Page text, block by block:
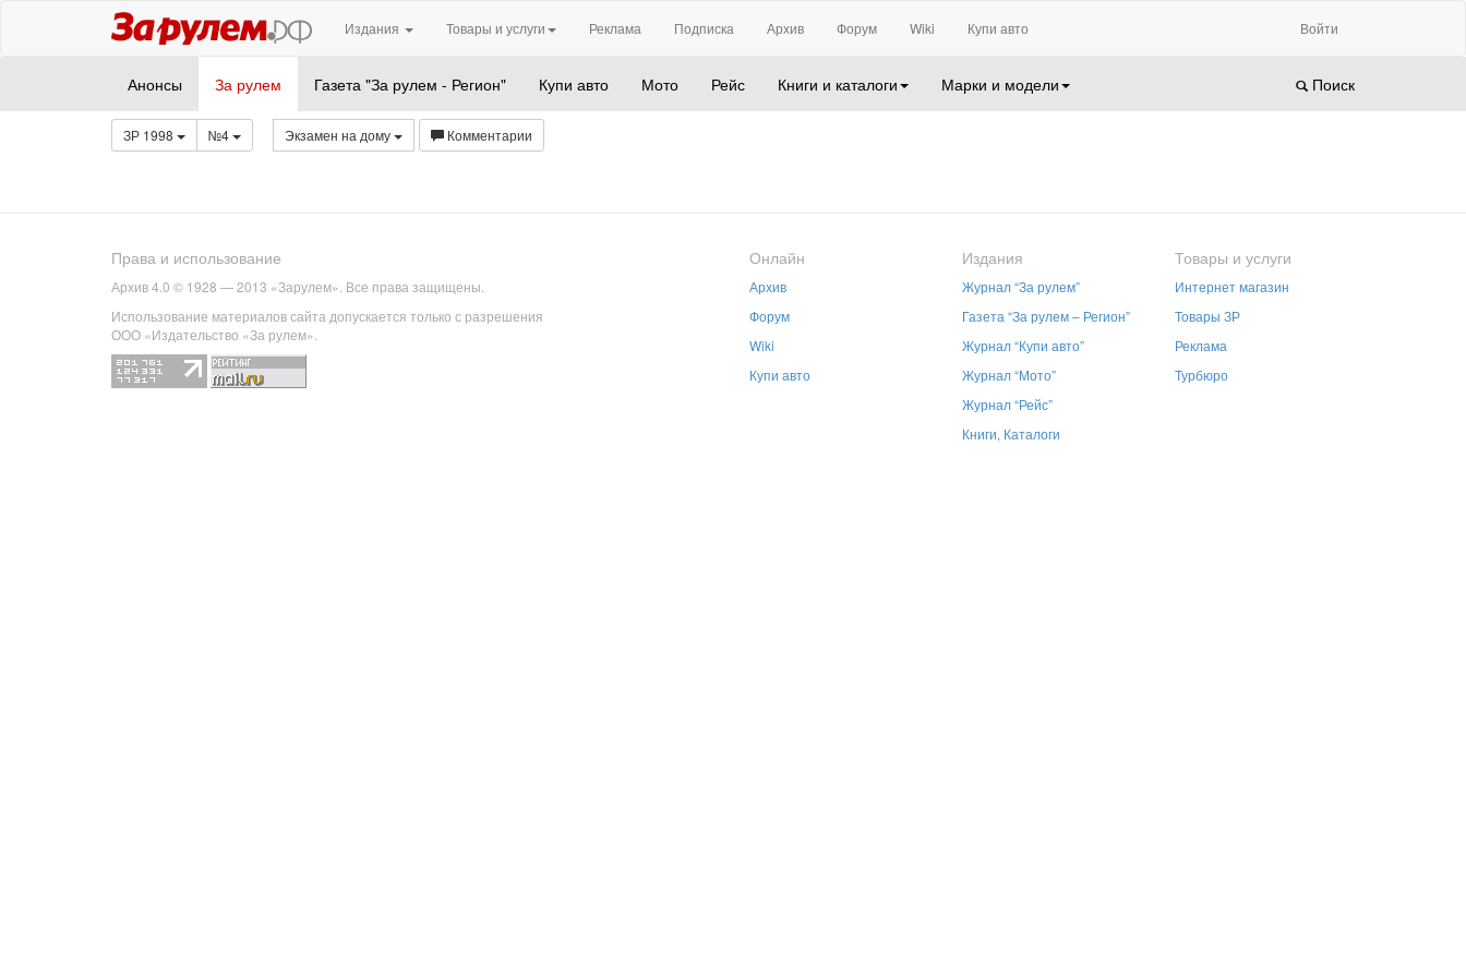
Издания Товары и услуги Реклама Подписка Архив Форум Wiki Купи авто Войти
Анонсы За рулем Газета "За рулем - Регион" Купи авто Мото Рейс Книги и каталоги Марки и модели Поиск
ЗР 1998 №4 Экзамен на дому Комментарии
Права и использование
Архив 4.0 © 1928 — 2013 «Зарулем». Все права защищены.
Использование материалов сайта допускается только с разрешения
ООО «Издательство «За рулем».
Онлайн
Архив
Форум
Wiki
Купи авто
Издания
Журнал “За рулем”
Газета “За рулем – Регион”
Журнал “Купи авто”
Журнал “Мото”
Журнал “Рейс”
Книги, Каталоги
Товары и услуги
Интернет магазин
Товары ЗР
Реклама
Турбюро